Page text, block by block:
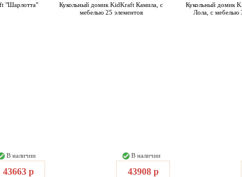
"Шарлотта"
В наличии
43663 р
Кукольный домик KidKraft Камила, с
мебелью 25 элементов
В наличии
43908 р
Кукольный домик
Лола, с мебелью